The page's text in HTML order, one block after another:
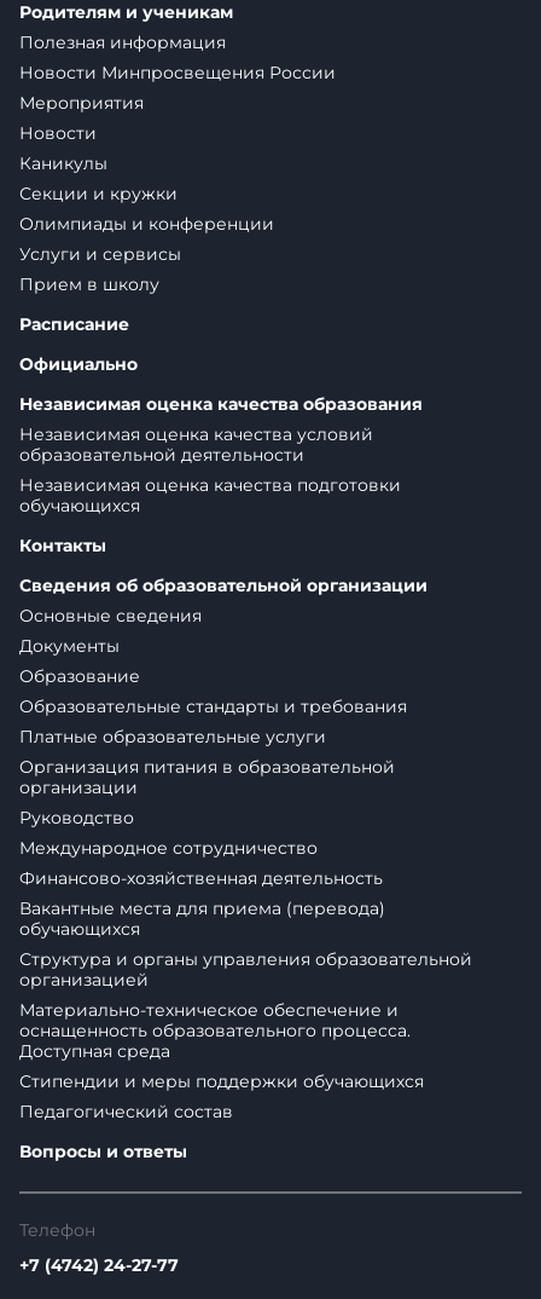
Родителям и ученикам
Полезная информация
Новости Минпросвещения России
Мероприятия
Новости
Каникулы
Секции и кружки
Олимпиады и конференции
Услуги и сервисы
Прием в школу
Расписание
Официально
Независимая оценка качества образования
Независимая оценка качества условий
образовательной деятельности
Независимая оценка качества подготовки
обучающихся
Контакты
Сведения об образовательной организации
Основные сведения
Документы
Образование
Образовательные стандарты и требования
Платные образовательные услуги
Организация питания в образовательной
организации
Руководство
Международное сотрудничество
Финансово-хозяйственная деятельность
Вакантные места для приема (перевода)
обучающихся
Структура и органы управления образовательной
организацией
Материально-техническое обеспечение и
оснащенность образовательного процесса.
Доступная среда
Стипендии и меры поддержки обучающихся
Педагогический состав
Вопросы и ответы
Телефон
+7 (4742) 24-27-77